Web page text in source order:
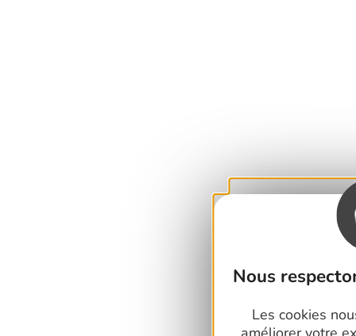
Nous
Les cookies